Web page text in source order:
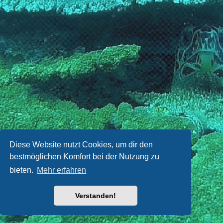
Diese Website nutzt Cookies, um dir den
bestmöglichen Komfort bei der Nutzung zu
bieten. Mehr erfahren
Verstanden!